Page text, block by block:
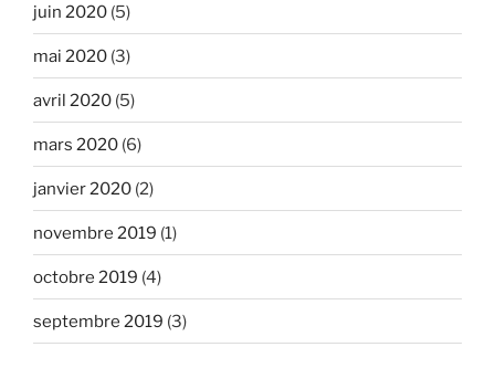
juin 2020 (5)
mai 2020 (3)
avril 2020 (5)
mars 2020 (6)
janvier 2020 (2)
novembre 2019 (1)
octobre 2019 (4)
septembre 2019 (3)